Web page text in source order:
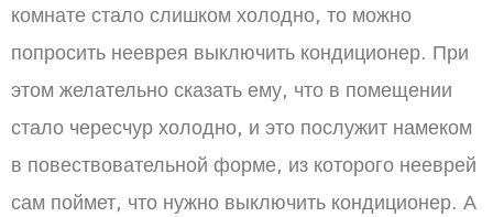
комнате стало слишком холодно, то можно
попросить нееврея выключить кондиционер. При
этом желательно сказать ему, что в помещении
стало чересчур холодно, и это послужит намеком
в повествовательной форме, из которого нееврей
сам поймет, что нужно выключить кондиционер. А